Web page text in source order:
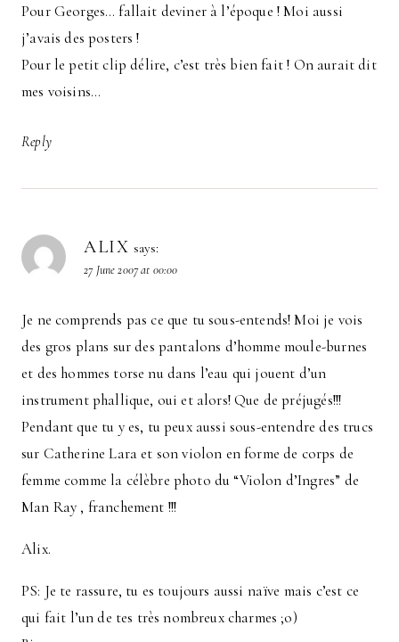
Pour Georges… fallait deviner à l’époque ! Moi aussi
j’avais des posters !
Pour le petit clip délire, c’est très bien fait ! On aurait dit
mes voisins…
Reply
ALIX says:
27 June 2007 at 00:00
Je ne comprends pas ce que tu sous-entends! Moi je vois
des gros plans sur des pantalons d’homme moule-burnes
et des hommes torse nu dans l’eau qui jouent d’un
instrument phallique, oui et alors! Que de préjugés!!!
Pendant que tu y es, tu peux aussi sous-entendre des trucs
sur Catherine Lara et son violon en forme de corps de
femme comme la célèbre photo du “Violon d’Ingres” de
Man Ray , franchement !!!
Alix.
PS: Je te rassure, tu es toujours aussi naïve mais c’est ce
qui fait l’un de tes très nombreux charmes ;o)